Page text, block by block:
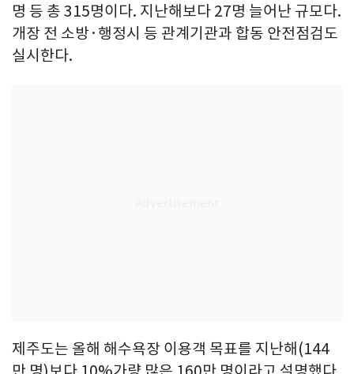
명 등 총 315명이다. 지난해보다 27명 늘어난 규모다.
개장 전 소방·행정시 등 관계기관과 합동 안전점검도
실시한다.
제주도는 올해 해수욕장 이용객 목표를 지난해(144